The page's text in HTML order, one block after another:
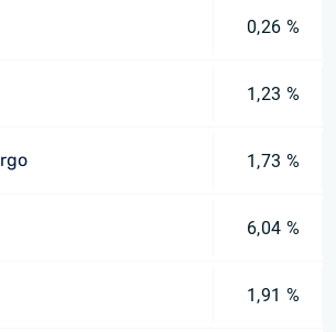
0,26 %
1,23 %
1,73 %
6,04 %
1,91 %